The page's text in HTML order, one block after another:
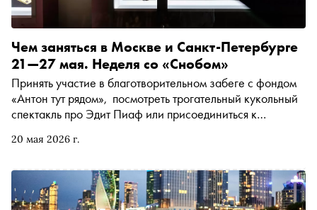
20 мая 2026 г.
Чем заняться в Москве и Санкт-Петербурге
21—27 мая. Неделя со «Снобом»
Принять участие в благотворительном забеге с фондом
«Антон тут рядом», посмотреть трогательный кукольный
спектакль про Эдит Пиаф или присоединиться к
заняться и куда сходить на ближайшей неделе